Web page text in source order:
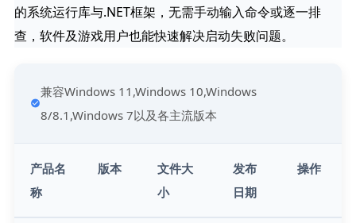
的系统运行库与.NET框架，无需手动输入命令或逐一排
查，软件及游戏用户也能快速解决启动失败问题。
兼容Windows 11,Windows 10,Windows
8/8.1,Windows 7以及各主流版本
产品名
称
版本
文件大
小
发布
日期
操作